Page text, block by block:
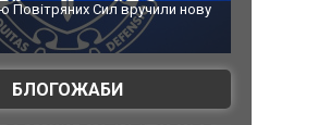
Сили оборони уразили Ярославський НПЗ:
губернатор регіону заявив про наймасштабнішу
атаку. ВІДЕО
БЛОГОЖАБИ